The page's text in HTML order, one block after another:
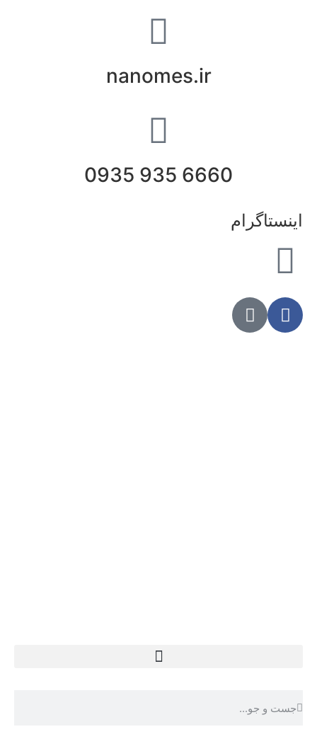
nanomes.ir
6660 935 0935
اینستاگرام